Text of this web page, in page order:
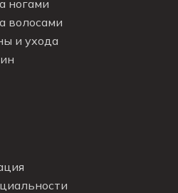
ногами
волосами
и ухода